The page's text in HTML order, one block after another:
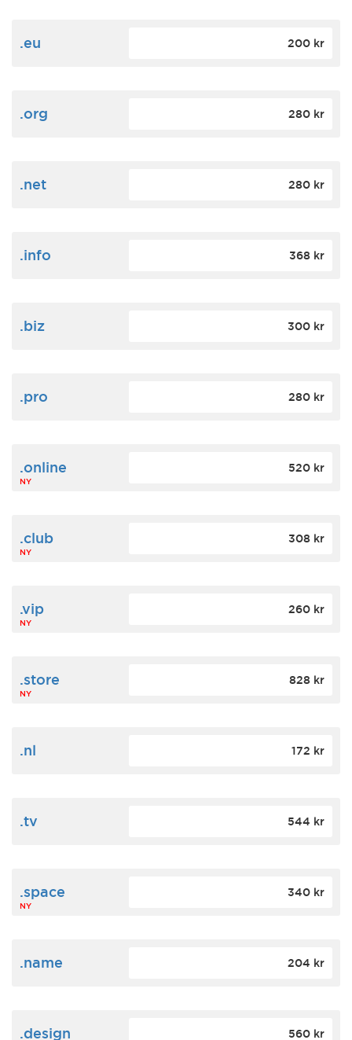
.eu 200 kr
.org 280 kr
.net 280 kr
.info 368 kr
.biz 300 kr
.pro 280 kr
.online
NY
520 kr
.club
NY
308 kr
.vip
NY
260 kr
.store
NY
828 kr
.nl 172 kr
.tv 544 kr
.space
NY
340 kr
.name 204 kr
.design 560 kr